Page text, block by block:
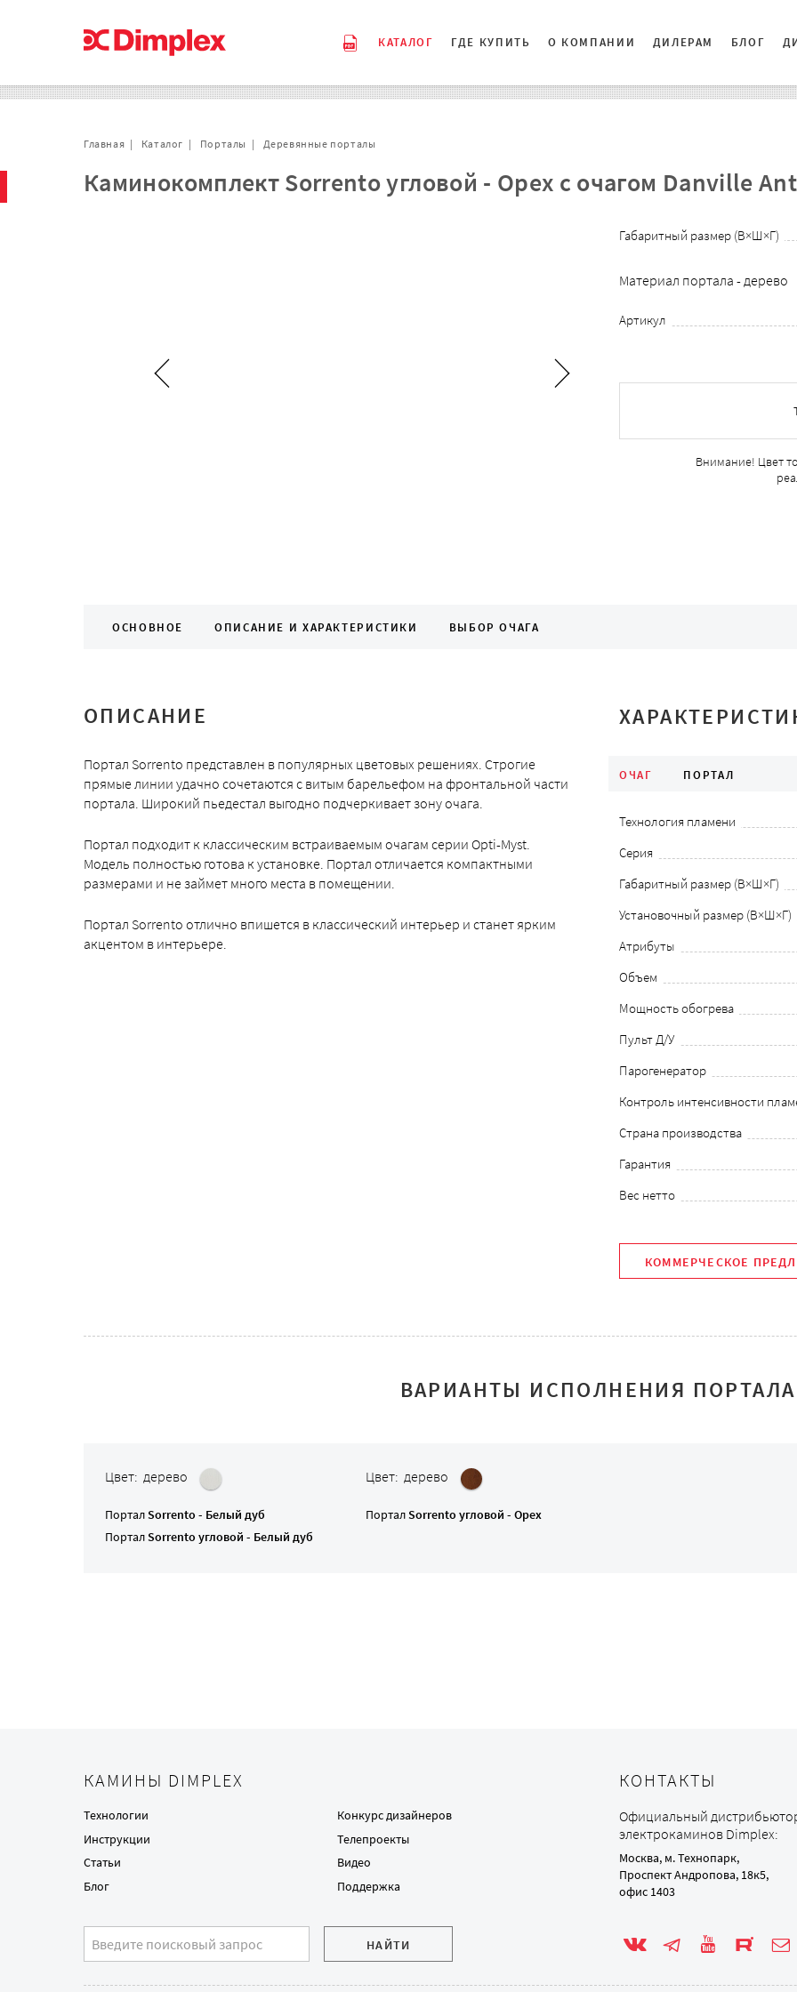
КАТАЛОГ ГДЕ КУПИТЬ О КОМПАНИИ ДИЛЕРАМ БЛОГ
Главная Каталог Порталы Деревянные порталы
Каминокомплект Sorrento угловой - Орех с очагом Danville
Габаритный размер (В×Ш×Г)
Материал портала - дерево
Артикул
Внимание! Цвет
ОСНОВНОЕ ОПИСАНИЕ И ХАРАКТЕРИСТИКИ ВЫБОР ОЧАГА
ОПИСАНИЕ
Портал Sorrento представлен в популярных цветовых решениях. Строгие
прямые линии удачно сочетаются с витым барельефом на фронтальной части
портала. Широкий пьедестал выгодно подчеркивает зону очага.
Портал подходит к классическим встраиваемым очагам серии Opti-Myst.
Модель полностью готова к установке. Портал отличается компактными
размерами и не займет много места в помещении.
Портал Sorrento отлично впишется в классический интерьер и станет ярким
акцентом в интерьере.
ОЧАГ ПОРТАЛ
Технология пламени
Серия
Габаритный размер (В×Ш×Г)
Установочный размер (В×Ш×Г)
Атрибуты
Объем
Мощность обогрева
Пульт Д/У
Парогенератор
Контроль интенсивности
Страна производства
Гарантия
Вес нетто
КОММЕРЧЕСКОЕ
ВАРИАНТЫ ИСПОЛНЕНИЯ ПОРТАЛА
Цвет: дерево
ПорталSorrento - Белый дуб
ПорталSorrento угловой - Белый дуб
Цвет: дерево
ПорталSorrento угловой - Орех
КАМИНЫ DIMPLEX
Технологии
Инструкции
Статьи
Блог
Конкурс дизайнеров
Телепроекты
Видео
Поддержка
НАЙТИ
КОНТАКТЫ
Официальный
электрокаминов Dimplex:
Москва, м. Технопарк,
Проспект Андропова, 18к5,
офис 1403